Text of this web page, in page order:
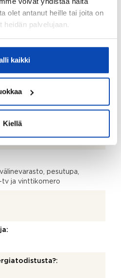
olet antanut heille tai joita on
heidän palvelujaan.
kaikki
Kiellä
pesutupa,
tv ja vinttikomero